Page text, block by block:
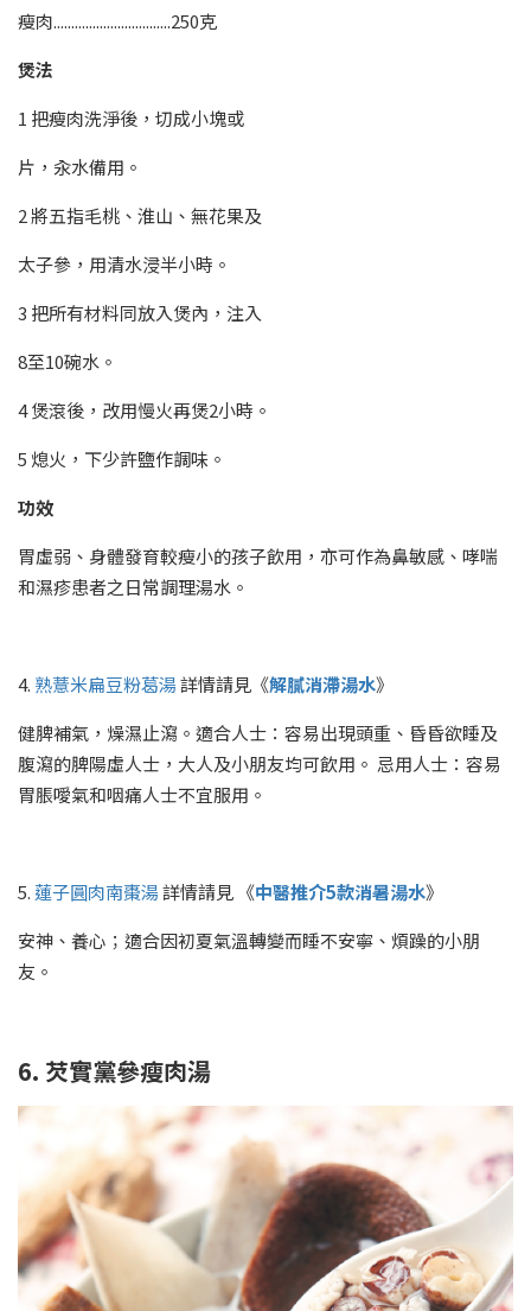
瘦肉.................................250克
煲法
1 把瘦肉洗淨後，切成小塊或
片，汆水備用。
2 將五指毛桃、淮山、無花果及
太子參，用清水浸半小時。
3 把所有材料同放入煲內，注入
8至10碗水。
4 煲滾後，改用慢火再煲2小時。
5 熄火，下少許鹽作調味。
功效
胃虛弱、身體發育較瘦小的孩子飲用，亦可作為鼻敏感、哮喘
和濕疹患者之日常調理湯水。
4. 熟薏米扁豆粉葛湯詳情請見《解膩消滯湯水》
健脾補氣，燥濕止瀉。適合人士：容易出現頭重、昏昏欲睡及
腹瀉的脾陽虛人士，大人及小朋友均可飲用。 忌用人士：容易
胃脹噯氣和咽痛人士不宜服用。
5. 蓮子圓肉南棗湯詳情請見 《中醫推介5款消暑湯水》
安神、養心；適合因初夏氣溫轉變而睡不安寧、煩躁的小朋
友。
6. 芡實黨參瘦肉湯